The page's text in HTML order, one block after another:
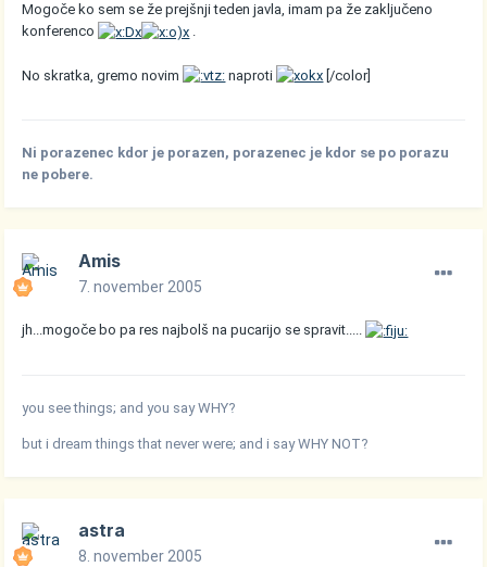
Mogoče ko sem se že prejšnji teden javla, imam pa že zaključeno
konferenco
.
No skratka, gremo novim naproti [/color]
Ni porazenec kdor je porazen, porazenec je kdor se po porazu
ne pobere.
Amis
7. november 2005
jh...mogoče bo pa res najbolš na pucarijo se spravit.....
you see things; and you say WHY?
but i dream things that never were; and i say WHY NOT?
astra
8. november 2005